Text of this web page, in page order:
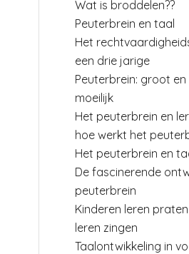
Wat is broddelen??
Peuterbrein en taal
Het
een drie jarige
Peuterbrein: groot en
moeilijk
Het peuterbrein en
hoe werkt het
Het peuterbrein en
De fascinerende
peuterbrein
Kinderen leren
leren zingen
Taalontwikkeling in